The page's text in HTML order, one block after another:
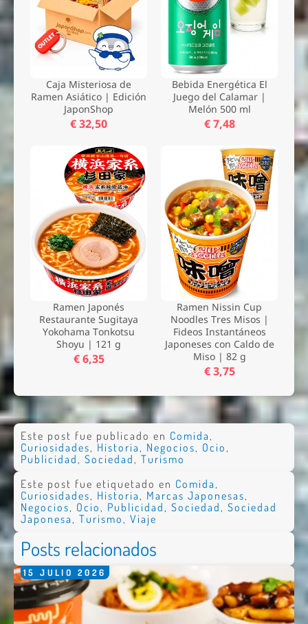
Caja Misteriosa de
Ramen Asiático | Edición
JaponShop
€ 32,50
Bebida Energética El
Juego del Calamar |
Melón 500 ml
€ 7,48
Ramen Japonés
Restaurante Sugitaya
Yokohama Tonkotsu
Shoyu | 121 g
€ 6,35
Ramen Nissin Cup
Noodles Tres Misos |
Fideos Instantáneos
Japoneses con Caldo de
Miso | 82 g
€ 3,75
Este post fue publicado en Comida ,
Curiosidades, Historia , Negocios, Ocio ,
Publicidad , Sociedad , Turismo
Este post fue etiquetado en Comida,
Curiosidades, Historia, Marcas Japonesas,
Negocios, Ocio, Publicidad, Sociedad, Sociedad
Japonesa, Turismo, Viaje
Posts relacionados
15 JULIO 2026